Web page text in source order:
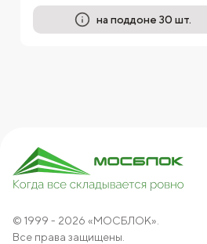
на поддоне 30 шт.
© 1999 - 2026 «МОСБЛОК».
Все права защищены.